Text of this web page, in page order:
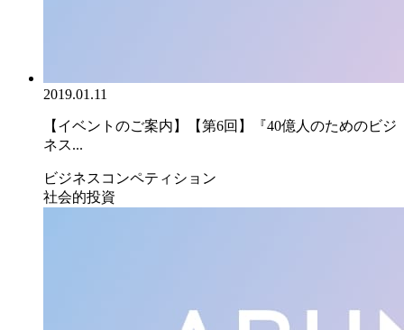
2019.01.11
【イベントのご案内】【第6回】『40億人のためのビジ
ネス...
ビジネスコンペティション
社会的投資